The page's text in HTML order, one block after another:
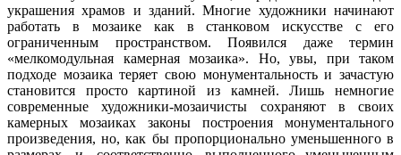
украшения храмов и зданий. Многие художники начинают
работать в мозаике как в станковом искусстве с его
ограниченным пространством. Появился даже термин
«мелкомодульная камерная мозаика». Но, увы, при таком
подходе мозаика теряет свою монументальность и зачастую
становится просто картиной из камней. Лишь немногие
современные художники-мозаичисты сохраняют в своих
камерных мозаиках законы построения монументального
произведения, но, как бы пропорционально уменьшенного в